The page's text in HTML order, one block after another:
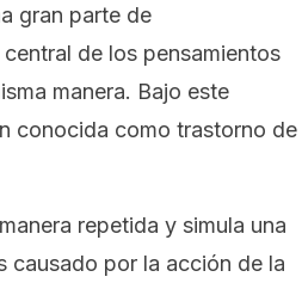
gran parte de
de los pensamientos
manera. Bajo este
conocida como trastorno de
repetida y simula una
causado por la acción de la